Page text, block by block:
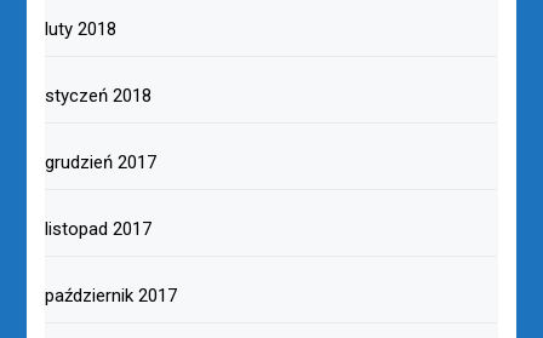
luty 2018
styczeń 2018
grudzień 2017
listopad 2017
październik 2017